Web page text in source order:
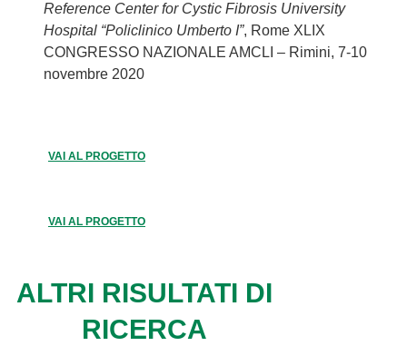
Reference Center for Cystic Fibrosis University
Hospital “Policlinico Umberto I”, Rome XLIX
CONGRESSO NAZIONALE AMCLI – Rimini, 7-10
novembre 2020
VAI AL PROGETTO
VAI AL PROGETTO
ALTRI RISULTATI DI
RICERCA